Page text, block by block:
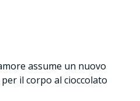
assume un nuovo
il corpo al cioccolato